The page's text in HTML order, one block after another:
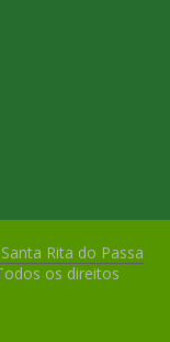
Rita do Passa
os direitos